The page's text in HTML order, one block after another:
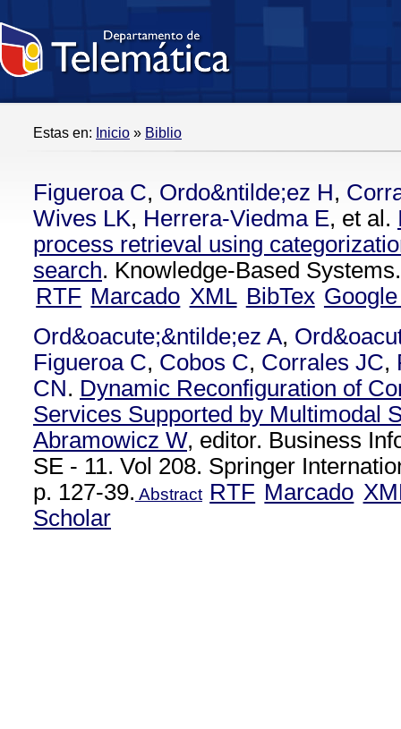
Estas en: Inicio » Biblio
Figueroa C, Ordo&ntilde;ez H,
Wives LK, Herrera-Viedma E, et al.
process retrieval using
search. Knowledge-Based
RTF Marcado XML BibTex
Ord&oacute;&ntilde;ez A,
Figueroa C, Cobos C, Corrales JC,
CN. Dynamic Reconfiguration of
Services Supported by Multimodal
Abramowicz W, editor. Business
SE - 11. Vol 208. Springer
p. 127-39. Abstract RTF Marcado
Scholar